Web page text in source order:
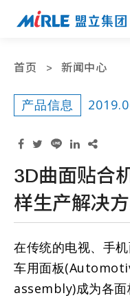
首页 新闻中心
产品信息
3D曲面贴合
样生产解决
在传统的电视、手
车用面板
assembly)成为各